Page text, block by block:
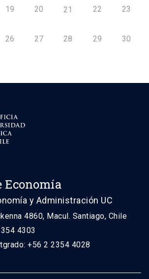
19 20 21 22 23
26 27 28 29 30
y Administración UC
4860, Macul. Santiago, Chile
4303
+56 2 2354 4028